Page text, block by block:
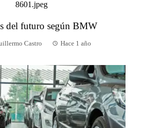
del futuro según BMW
Castro Hace 1 año